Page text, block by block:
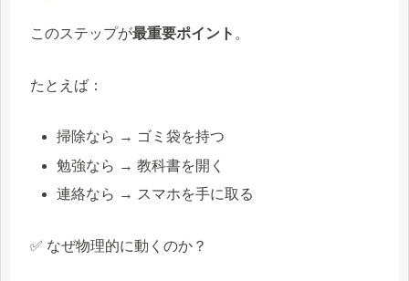
このステップが最重要ポイント 。
たとえば：
掃除なら → ゴミ袋を持つ
勉強なら → 教科書を開く
連絡なら → スマホを手に取る
✅ なぜ物理的に動くのか？